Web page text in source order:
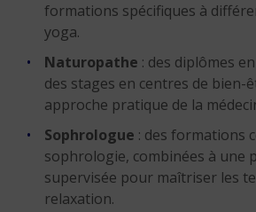
formations spécifiques à
yoga.
Naturopathe : des diplômes
des stages en centres de bien-
approche pratique de la
Sophrologue : des formations
sophrologie, combinées à une
supervisée pour maîtriser les
relaxation.